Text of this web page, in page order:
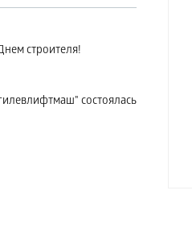
строителя!
состоялась